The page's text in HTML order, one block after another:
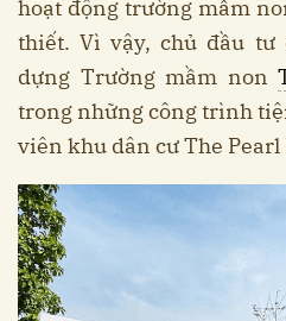
hoạt động trường mầm
thiết. Vì vậy, chủ đầu tư
dựng Trường mầm non
trong những công trình
viên khu dân cư The